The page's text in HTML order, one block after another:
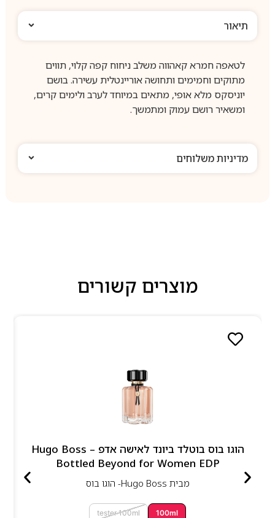
תיאור
לטאפה חמרא קאהווה משלב ניחוח קפה קלוי, תווים
מתוקים וחמימים ותחושה אוריינטלית עשירה. בושם
יוניסקס מלא אופי, מתאים במיוחד לערב ולימים קרים,
ומשאיר רושם עמוק ומתמשך.
מדיניות משלוחים
מוצרים קשורים
הוגו בוס בוטלד ביונד לאישה אדפ – Hugo Boss
Bottled Beyond for Women EDP
מבית Hugo Boss- הוגו בוס
100ml
tester 100ml